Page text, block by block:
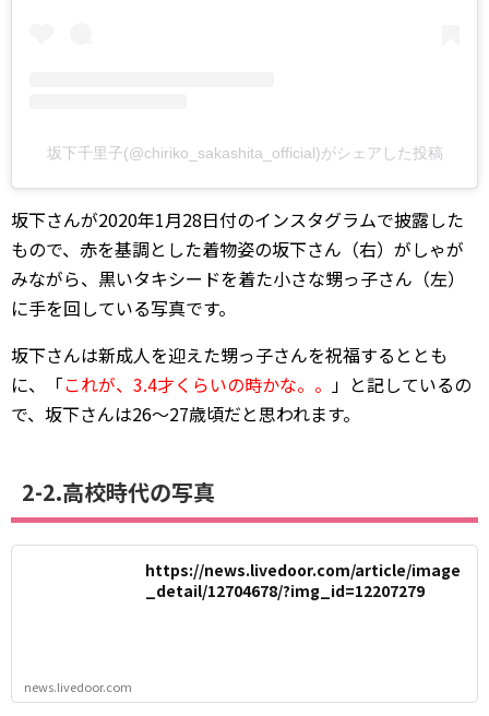
坂下千里子(@chiriko_sakashita_official)がシェアした投稿
坂下さんが2020年1月28日付のインスタグラムで披露した
もので、赤を基調とした着物姿の坂下さん（右）がしゃが
みながら、黒いタキシードを着た小さな甥っ子さん（左）
に手を回している写真です。
坂下さんは新成人を迎えた甥っ子さんを祝福するととも
に、「これが、3.4才くらいの時かな。。 」と記しているの
で、坂下さんは26～27歳頃だと思われます。
2-2.高校時代の写真
https://news.livedoor.com/article/image
_detail/12704678/?img_id=12207279
news.livedoor.com